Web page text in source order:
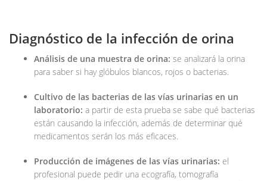
Diagnóstico de la infección de orina
Análisis de una muestra de orina: se analizará la orina
para saber si hay glóbulos blancos, rojos o bacterias.
Cultivo de las bacterias de las vías urinarias en un
laboratorio: a partir de esta prueba se sabe qué bacterias
están causando la infección, además de determinar qué
medicamentos serán los más eficaces.
Producción de imágenes de las vías urinarias: el
profesional puede pedir una ecografía, tomografía